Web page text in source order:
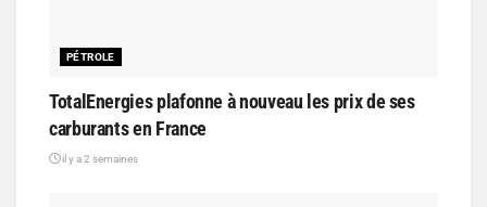
PÉTROLE
TotalEnergies plafonne à nouveau les prix de ses
carburants en France
il y a 2 semaines